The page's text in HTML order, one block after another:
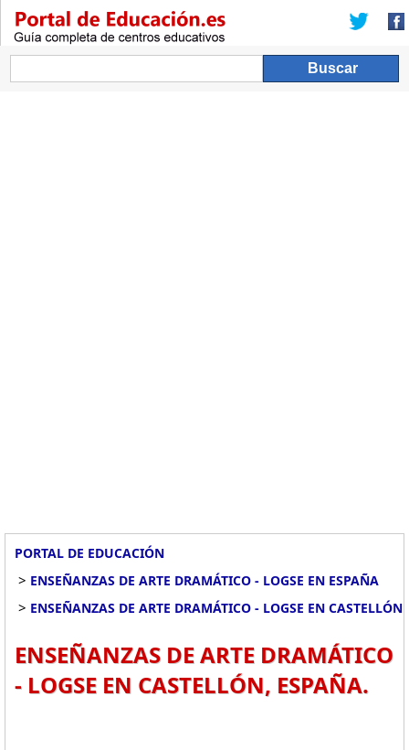
PORTAL DE EDUCACIÓN
> ENSEÑANZAS DE ARTE DRAMÁTICO - LOGSE EN ESPAÑA
> ENSEÑANZAS DE ARTE DRAMÁTICO - LOGSE EN CASTELLÓN
ENSEÑANZAS DE ARTE DRAMÁTICO
- LOGSE EN CASTELLÓN, ESPAÑA.